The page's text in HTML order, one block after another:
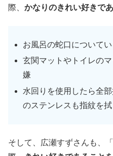
際、 かなりのきれい好きで
お風呂の蛇口について
玄関マットやトイレの
嫌
水回りを使用したら全
のステンレスも指紋を拭
そして、広瀬すずさんも、